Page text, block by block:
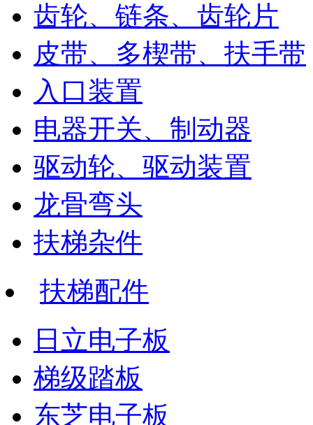
齿轮、链条、齿轮片
皮带、多楔带、扶手带
入口装置
电器开关、制动器
驱动轮、驱动装置
龙骨弯头
扶梯杂件
扶梯配件
日立电子板
梯级踏板
东芝电子板